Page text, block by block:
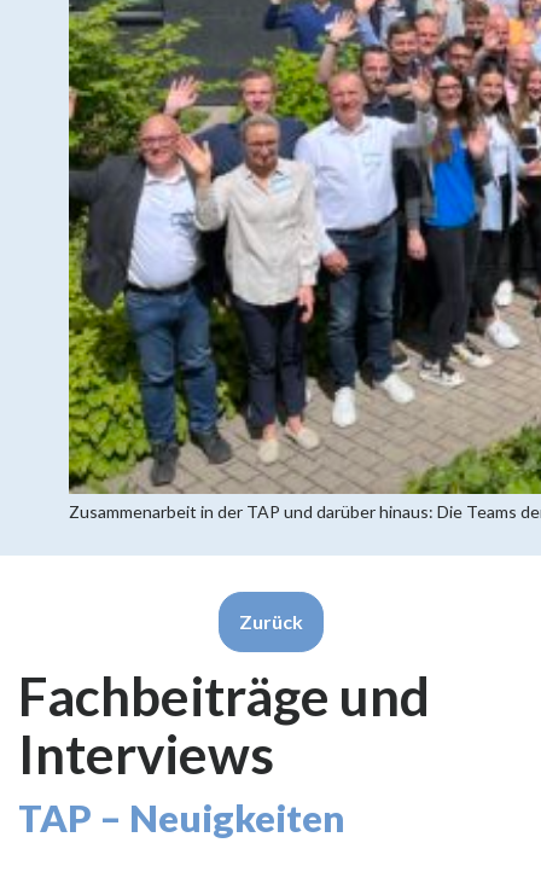
Zusammenarbeit in der TAP und darüber hinaus: Die Teams
Zurück
Fachbeiträge und
Interviews
TAP – Neuigkeiten